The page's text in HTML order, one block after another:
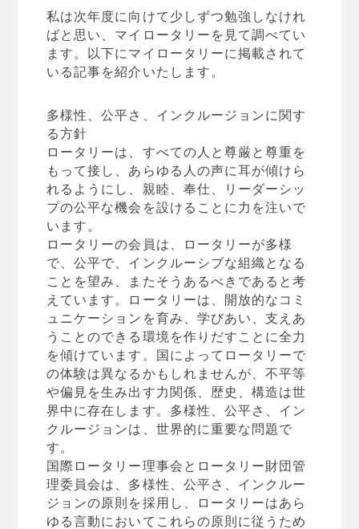
私は次年度に向けて少しずつ勉強しなけれ
ばと思い、マイロータリーを見て調べてい
ます。以下にマイロータリーに掲載されて
いる記事を紹介いたします。
多様性、公平さ、インクルージョンに関す
る方針
ロータリーは、すべての人と尊厳と尊重を
もって接し、あらゆる人の声に耳が傾けら
れるようにし、親睦、奉仕、リーダーシッ
プの公平な機会を設けることに力を注いで
います。
ロータリーの会員は、ロータリーが多様
で、公平で、インクルーシブな組織となる
ことを望み、またそうあるべきであると考
えています。ロータリーは、開放的なコミ
ュニケーションを育み、学びあい、支えあ
うことのできる環境を作りだすことに全力
を傾けています。国によってロータリーで
の体験は異なるかもしれませんが、不平等
や偏見を生み出す力関係、歴史、構造は世
界中に存在します。多様性、公平さ、イン
クルージョンは、世界的に重要な問題で
す。
国際ロータリー理事会とロータリー財団管
理委員会は、多様性、公平さ、インクルー
ジョンの原則を採用し、ロータリーはあら
ゆる言動においてこれらの原則に従うため